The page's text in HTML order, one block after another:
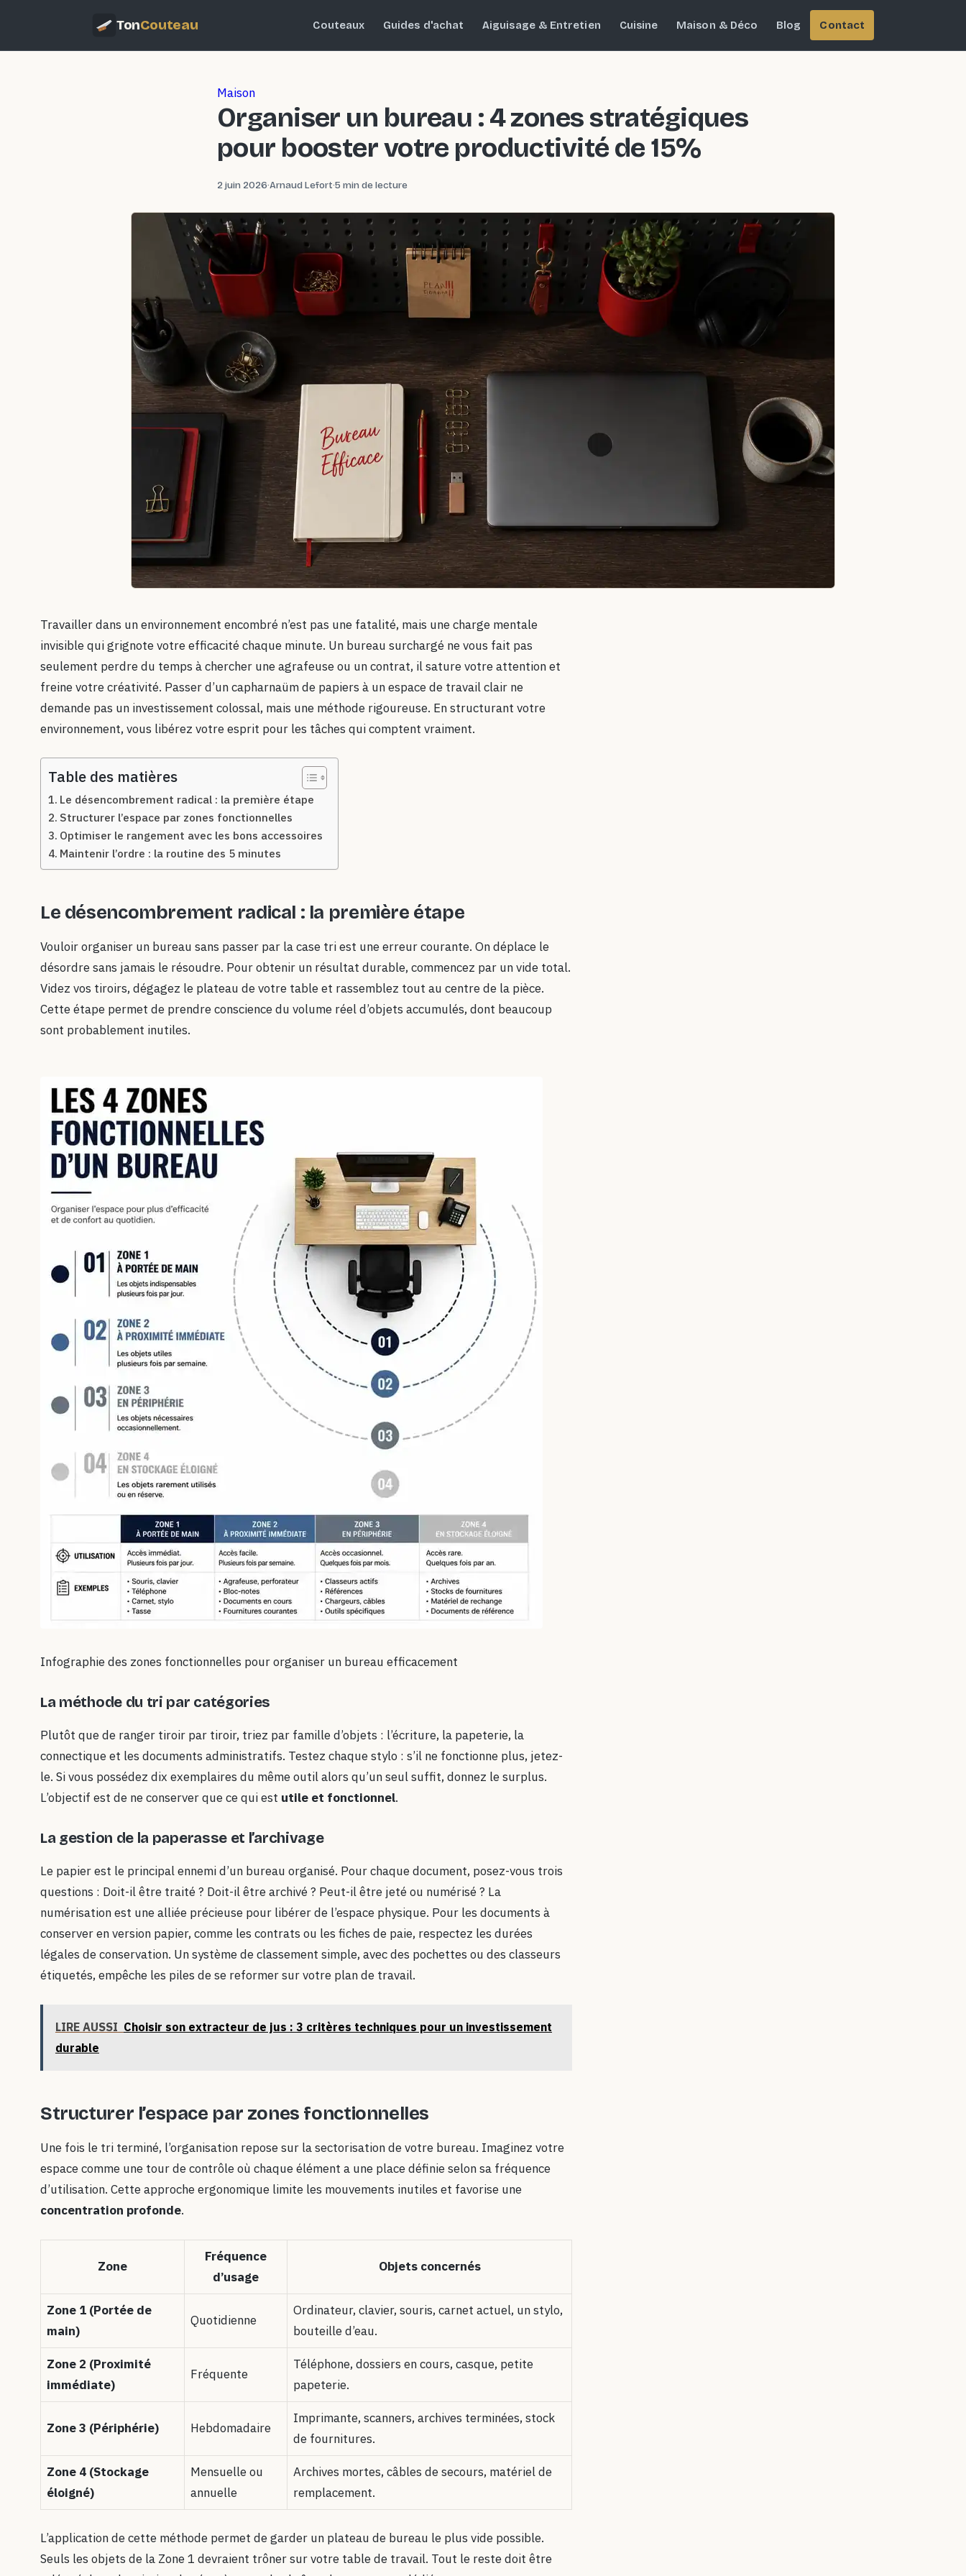
TonCouteau Couteaux Guides d'achat Aiguisage & Entretien Cuisine Maison & Déco Blog Contact
Maison
Organiser un bureau : 4 zones stratégiques
pour booster votre productivité de 15%
2 juin 2026·Arnaud Lefort·5 min de lecture
Travailler dans un environnement encombré n’est pas une fatalité, mais une charge mentale
invisible qui grignote votre efficacité chaque minute. Un bureau surchargé ne vous fait pas
seulement perdre du temps à chercher une agrafeuse ou un contrat, il sature votre attention et
freine votre créativité. Passer d’un capharnaüm de papiers à un espace de travail clair ne
demande pas un investissement colossal, mais une méthode rigoureuse. En structurant votre
environnement, vous libérez votre esprit pour les tâches qui comptent vraiment.
Table des matières
Le désencombrement radical : la première étape
Structurer l’espace par zones fonctionnelles
Optimiser le rangement avec les bons accessoires
Maintenir l’ordre : la routine des 5 minutes
Le désencombrement radical : la première étape
Vouloir organiser un bureau sans passer par la case tri est une erreur courante. On déplace le
désordre sans jamais le résoudre. Pour obtenir un résultat durable, commencez par un vide total.
Videz vos tiroirs, dégagez le plateau de votre table et rassemblez tout au centre de la pièce.
Cette étape permet de prendre conscience du volume réel d’objets accumulés, dont beaucoup
sont probablement inutiles.
Infographie des zones fonctionnelles pour organiser un bureau efficacement
La méthode du tri par catégories
Plutôt que de ranger tiroir par tiroir, triez par famille d’objets : l’écriture, la papeterie, la
connectique et les documents administratifs. Testez chaque stylo : s’il ne fonctionne plus, jetez-
le. Si vous possédez dix exemplaires du même outil alors qu’un seul suffit, donnez le surplus.
L’objectif est de ne conserver que ce qui est utile et fonctionnel.
La gestion de la paperasse et l’archivage
Le papier est le principal ennemi d’un bureau organisé. Pour chaque document, posez-vous trois
questions : Doit-il être traité ? Doit-il être archivé ? Peut-il être jeté ou numérisé ? La
numérisation est une alliée précieuse pour libérer de l’espace physique. Pour les documents à
conserver en version papier, comme les contrats ou les fiches de paie, respectez les durées
légales de conservation. Un système de classement simple, avec des pochettes ou des classeurs
étiquetés, empêche les piles de se reformer sur votre plan de travail.
LIRE AUSSI Choisir son extracteur de jus : 3 critères techniques pour un investissement
durable
Structurer l’espace par zones fonctionnelles
Une fois le tri terminé, l’organisation repose sur la sectorisation de votre bureau. Imaginez votre
espace comme une tour de contrôle où chaque élément a une place définie selon sa fréquence
d’utilisation. Cette approche ergonomique limite les mouvements inutiles et favorise une
concentration profonde.
Zone
Fréquence
d’usage
Objets concernés
Zone 1 (Portée de
main)
Quotidienne
Ordinateur, clavier, souris, carnet actuel, un stylo,
bouteille d’eau.
Zone 2 (Proximité
immédiate)
Fréquente
Téléphone, dossiers en cours, casque, petite
papeterie.
Zone 3 (Périphérie) Hebdomadaire
Imprimante, scanners, archives terminées, stock
de fournitures.
Zone 4 (Stockage
éloigné)
Mensuelle ou
annuelle
Archives mortes, câbles de secours, matériel de
remplacement.
L’application de cette méthode permet de garder un plateau de bureau le plus vide possible.
Seuls les objets de la Zone 1 devraient trôner sur votre table de travail. Tout le reste doit être